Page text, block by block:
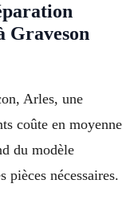
Graveson
Arles, une
coûte en moyenne
du modèle
pièces nécessaires.